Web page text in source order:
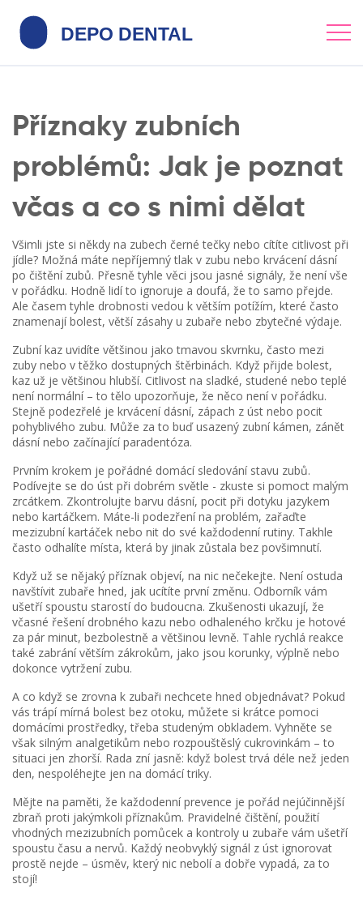
Příznaky zubních
problémů: Jak je poznat
včas a co s nimi dělat
Všimli jste si někdy na zubech černé tečky nebo cítíte citlivost při
jídle? Možná máte nepříjemný tlak v zubu nebo krvácení dásní
po čištění zubů. Přesně tyhle věci jsou jasné signály, že není vše
v pořádku. Hodně lidí to ignoruje a doufá, že to samo přejde.
Ale časem tyhle drobnosti vedou k větším potížím, které často
znamenají bolest, větší zásahy u zubaře nebo zbytečné výdaje.
Zubní kaz uvidíte většinou jako tmavou skvrnku, často mezi
zuby nebo v těžko dostupných štěrbinách. Když přijde bolest,
kaz už je většinou hlubší. Citlivost na sladké, studené nebo teplé
není normální – to tělo upozorňuje, že něco není v pořádku.
Stejně podezřelé je krvácení dásní, zápach z úst nebo pocit
pohyblivého zubu. Může za to buď usazený zubní kámen, zánět
dásní nebo začínající paradentóza.
Prvním krokem je pořádné domácí sledování stavu zubů.
Podívejte se do úst při dobrém světle - zkuste si pomoct malým
zrcátkem. Zkontrolujte barvu dásní, pocit při dotyku jazykem
nebo kartáčkem. Máte-li podezření na problém, zařaďte
mezizubní kartáček nebo nit do své každodenní rutiny. Takhle
často odhalíte místa, která by jinak zůstala bez povšimnutí.
Když už se nějaký příznak objeví, na nic nečekejte. Není ostuda
navštívit zubaře hned, jak ucítíte první změnu. Odborník vám
ušetří spoustu starostí do budoucna. Zkušenosti ukazují, že
včasné řešení drobného kazu nebo odhaleného krčku je hotové
za pár minut, bezbolestně a většinou levně. Tahle rychlá reakce
také zabrání větším zákrokům, jako jsou korunky, výplně nebo
dokonce vytržení zubu.
A co když se zrovna k zubaři nechcete hned objednávat? Pokud
vás trápí mírná bolest bez otoku, můžete si krátce pomoci
domácími prostředky, třeba studeným obkladem. Vyhněte se
však silným analgetikům nebo rozpouštěslý cukrovinkám – to
situaci jen zhorší. Rada zní jasně: když bolest trvá déle než jeden
den, nespoléhejte jen na domácí triky.
Mějte na paměti, že každodenní prevence je pořád nejúčinnější
zbraň proti jakýmkoli příznakům. Pravidelné čištění, použití
vhodných mezizubních pomůcek a kontroly u zubaře vám ušetří
spoustu času a nervů. Každý neobvyklý signál z úst ignorovat
prostě nejde – úsměv, který nic nebolí a dobře vypadá, za to
stojí!